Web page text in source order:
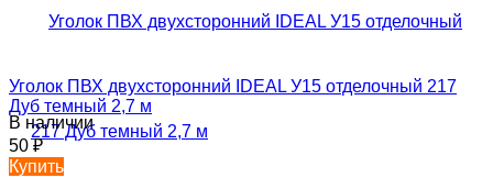
Уголок ПВХ двухсторонний IDEAL У15 отделочный 217
Дуб темный 2,7 м
В наличии
50₽
Купить